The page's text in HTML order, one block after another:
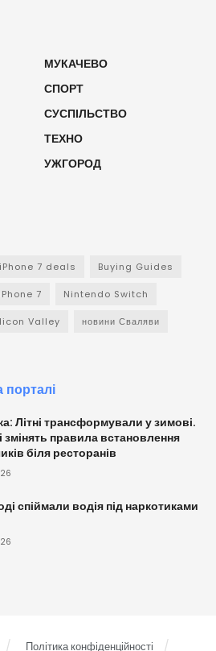
МУКАЧЕВО
СПОРТ
СУСПІЛЬСТВО
ТЕХНО
УЖГОРОД
7 deals Buying Guides
iPhone 7 Nintendo Switch
Valley новини Сваляви
порталі
Літні трансформували у зимові.
змінять правила встановлення
біля ресторанів
спіймали водія під наркотиками
Політика конфіденційності